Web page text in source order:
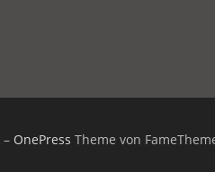
– OnePress Theme von